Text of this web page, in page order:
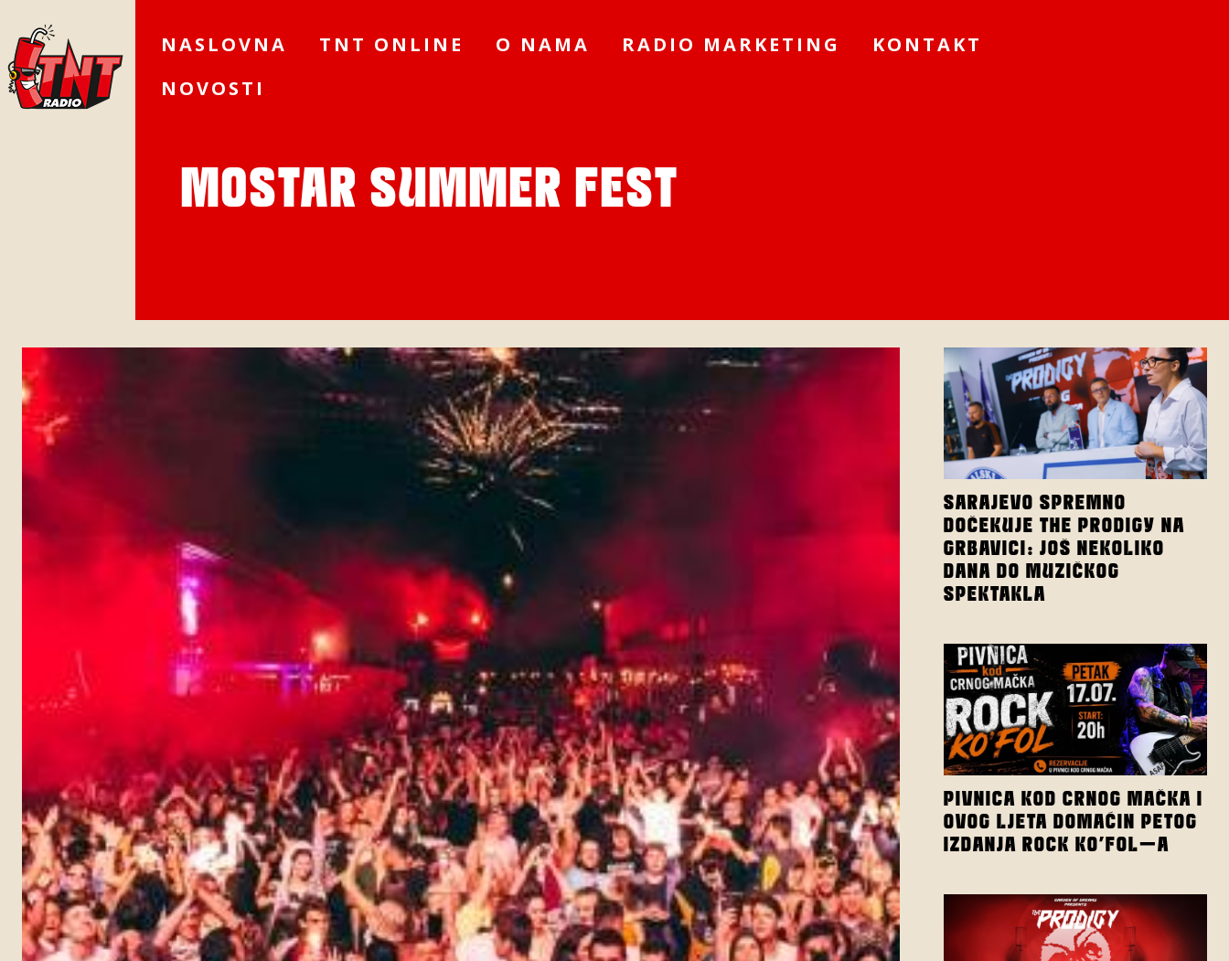
NASLOVNA TNT ONLINE O NAMA RADIO MARKETING
KONTAKT
NOVOSTI
MOSTAR SUMMER FEST
SARAJEVO SPREMNO
DOČEKUJE THE PRODIGY NA
GRBAVICI: JOŠ NEKOLIKO
DANA DO MUZIČKOG
SPEKTAKLA
PIVNICA KOD CRNOG MAČKA I
OVOG LJETA DOMAĆIN PETOG
IZDANJA ROCK KO’FOL-A